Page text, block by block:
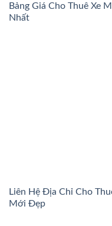
Bảng Giá Cho Thuê Xe
Nhất
Liên Hệ Địa Chỉ Cho
Mới Đẹp